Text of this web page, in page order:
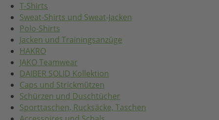
T-Shirts
Sweat-Shirts und Sweat-Jacken
Polo-Shirts
Jacken und Trainingsanzüge
HAKRO
JAKO Teamwear
DAIBER SOLID Kollektion
Caps und Strickmützen
Schürzen und Duschtücher
Sporttaschen, Rucksäcke, Taschen